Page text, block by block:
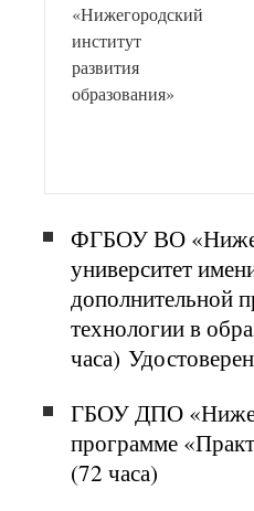
«Нижегородский
институт
развития
образования»
ФГБОУ ВО
университет
дополнительной
технологии в
часа)
ГБОУ ДПО
программе
(72 часа)